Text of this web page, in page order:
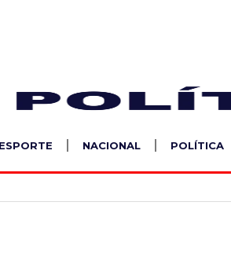
ESPORTE NACIONAL POLÍTICA